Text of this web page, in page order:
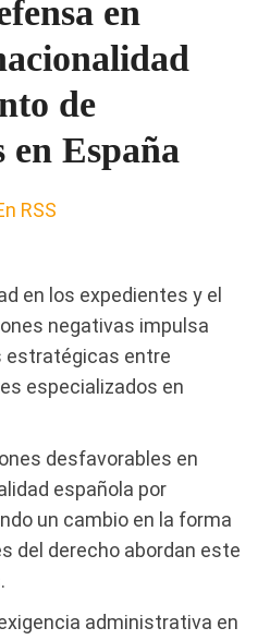
en
de
en España
RSS
en los expedientes y el
negativas impulsa
estratégicas entre
especializados en
desfavorables en
española por
un cambio en la forma
del derecho abordan este
administrativa en